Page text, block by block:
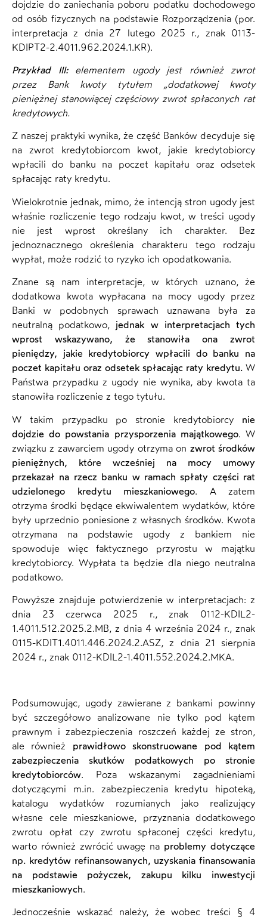
dojdzie do zaniechania poboru podatku dochodowego
od osób fizycznych na podstawie Rozporządzenia (por.
interpretacja z dnia 27 lutego 2025 r., znak 0113-
KDIPT2-2.4011.962.2024.1.KR).
Przykład III: elementem ugody jest również zwrot
przez Bank kwoty tytułem „dodatkowej kwoty
pieniężnej stanowiącej częściowy zwrot spłaconych rat
kredytowych.
Z naszej praktyki wynika, że część Banków decyduje się
na zwrot kredytobiorcom kwot, jakie kredytobiorcy
wpłacili do banku na poczet kapitału oraz odsetek
spłacając raty kredytu.
Wielokrotnie jednak, mimo, że intencją stron ugody jest
właśnie rozliczenie tego rodzaju kwot, w treści ugody
nie jest wprost określany ich charakter. Bez
jednoznacznego określenia charakteru tego rodzaju
wypłat, może rodzić to ryzyko ich opodatkowania.
Znane są nam interpretacje, w których uznano, że
dodatkowa kwota wypłacana na mocy ugody przez
Banki w podobnych sprawach uznawana była za
neutralną podatkowo, jednak w interpretacjach tych
wprost wskazywano, że stanowiła ona zwrot
pieniędzy, jakie kredytobiorcy wpłacili do banku na
poczet kapitału oraz odsetek spłacając raty kredytu. W
Państwa przypadku z ugody nie wynika, aby kwota ta
stanowiła rozliczenie z tego tytułu.
W takim przypadku po stronie kredytobiorcy nie
dojdzie do powstania przysporzenia majątkowego. W
związku z zawarciem ugody otrzyma on zwrot środków
pieniężnych, które wcześniej na mocy umowy
przekazał na rzecz banku w ramach spłaty części rat
udzielonego kredytu mieszkaniowego. A zatem
otrzyma środki będące ekwiwalentem wydatków, które
były uprzednio poniesione z własnych środków. Kwota
otrzymana na podstawie ugody z bankiem nie
spowoduje więc faktycznego przyrostu w majątku
kredytobiorcy. Wypłata ta będzie dla niego neutralna
podatkowo.
Powyższe znajduje potwierdzenie w interpretacjach: z
dnia 23 czerwca 2025 r., znak 0112-KDIL2-
1.4011.512.2025.2.MB, z dnia 4 września 2024 r., znak
0115-KDIT1.4011.446.2024.2.ASZ, z dnia 21 sierpnia
2024 r., znak 0112-KDIL2-1.4011.552.2024.2.MKA.
Podsumowując, ugody zawierane z bankami powinny
być szczegółowo analizowane nie tylko pod kątem
prawnym i zabezpieczenia roszczeń każdej ze stron,
ale również prawidłowo skonstruowane pod kątem
zabezpieczenia skutków podatkowych po stronie
kredytobiorców. Poza wskazanymi zagadnieniami
dotyczącymi m.in. zabezpieczenia kredytu hipoteką,
katalogu wydatków rozumianych jako realizujący
własne cele mieszkaniowe, przyznania dodatkowego
zwrotu opłat czy zwrotu spłaconej części kredytu,
warto również zwrócić uwagę na problemy dotyczące
np. kredytów refinansowanych, uzyskania finansowania
na podstawie pożyczek, zakupu kilku inwestycji
mieszkaniowych.
Jednocześnie wskazać należy, że wobec treści § 4